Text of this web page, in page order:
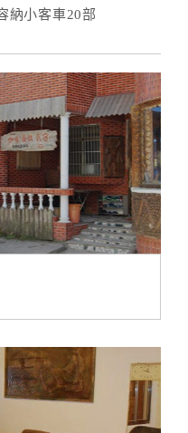
納小客車20部